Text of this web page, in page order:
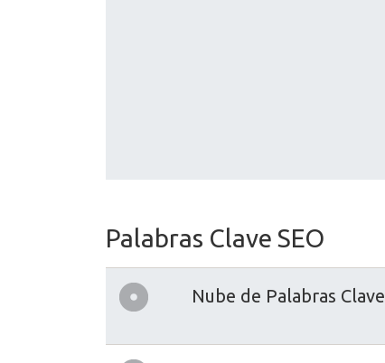
Palabras Clave SEO
Nube de Palabras Clave